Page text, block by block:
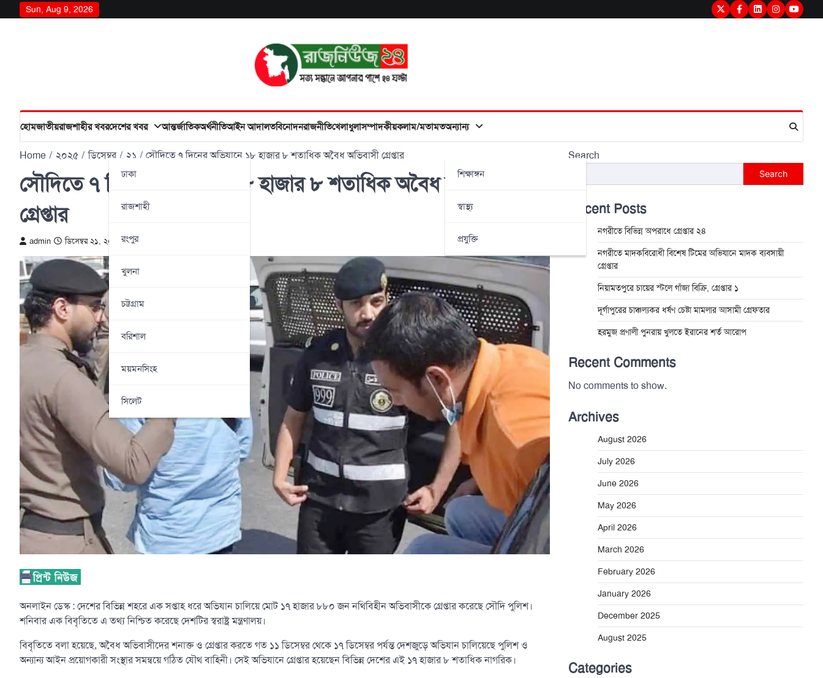
to
Sun, Aug 9, 2026 TwitterFacebook
LinkedInInstagram
হোমজাতীয়রাজশাহীর খবরদেশের খবর
ঢাকা
রাজশাহী
রংপুর
খুলনা
চট্টগ্রাম
বরিশাল
ময়মনসিংহ
সিলেট
আন্তর্জাতিকঅর্থনীতিআইন আদালতবিনোদনরাজনীতিখেলাধুলাসম্পাদকীয়কলাম/মতামতঅন্যান্য
শিক্ষাঙ্গন
স্বাস্থ্য
প্রযুক্তি
Home ২০২৫ ডিসেম্বর ২১ সৌদিতে ৭ দিনের অভিযানে ১৮ হাজার ৮ শতাধিক অবৈধ অভিবাসী গ্রেপ্তার
সৌদিতে ৭ দিনের অভিযানে ১৮ হাজার ৮ শতাধিক অবৈধ অভিবাসী
গ্রেপ্তার
admin ডিসেম্বর ২১, ২০২৫
অনলাইন ডেস্ক : দেশের বিভিন্ন শহরে এক সপ্তাহ ধরে অভিযান চালিয়ে মোট ১৭ হাজার ৮৮০ জন নথিবিহীন অভিবাসীকে গ্রেপ্তার করেছে সৌদি পুলিশ।
শনিবার এক বিবৃতিতে এ তথ্য নিশ্চিত করেছে দেশটির স্বরাষ্ট্র মন্ত্রণালয়।
বিবৃতিতে বলা হয়েছে, অবৈধ অভিবাসীদের শনাক্ত ও গ্রেপ্তার করতে গত ১১ ডিসেম্বর থেকে ১৭ ডিসেম্বর পর্যন্ত দেশজুড়ে অভিযান চালিয়েছে পুলিশ ও
অন্যান্য আইন প্রয়োগকারী সংস্থার সমন্বয়ে গঠিত যৌথ বাহিনী। সেই অভিযানে গ্রেপ্তার হয়েছেন বিভিন্ন দেশের এই ১৭ হাজার ৮ শতাধিক নাগরিক।
Search
Search
Recent Posts
নগরীতে বিভিন্ন অপরাধে গ্রেপ্তার ২৪
নগরীতে মাদকবিরোধী বিশেষ টিমের অভিযানে মাদক ব্যবসায়ী
গ্রেপ্তার
নিয়ামতপুরে চায়ের স্টলে গাঁজা বিক্রি, গ্রেপ্তার ১
দূর্গাপুরের চাঞ্চল্যকর ধর্ষণ চেষ্টা মামলার আসামী গ্রেফতার
হরমুজ প্রণালী পুনরায় খুলতে ইরানের শর্ত আরোপ
Recent Comments
No comments to show.
Archives
August 2026
July 2026
June 2026
May 2026
April 2026
March 2026
February 2026
January 2026
December 2025
August 2025
Categories